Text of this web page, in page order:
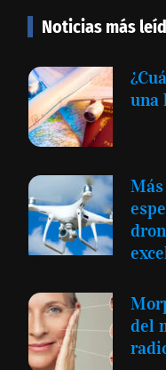
Noticias más
una
del